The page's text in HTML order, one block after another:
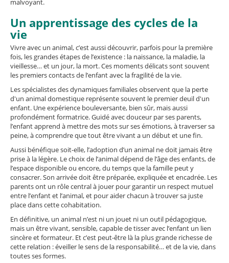
malvoyant.
Un apprentissage des cycles de la
vie
Vivre avec un animal, c’est aussi découvrir, parfois pour la première
fois, les grandes étapes de l’existence : la naissance, la maladie, la
vieillesse… et un jour, la mort. Ces moments délicats sont souvent
les premiers contacts de l’enfant avec la fragilité de la vie.
Les spécialistes des dynamiques familiales observent que la perte
d'un animal domestique représente souvent le premier deuil d'un
enfant. Une expérience bouleversante, bien sûr, mais aussi
profondément formatrice. Guidé avec douceur par ses parents,
l’enfant apprend à mettre des mots sur ses émotions, à traverser sa
peine, à comprendre que tout être vivant a un début et une fin.
Aussi bénéfique soit-elle, l’adoption d’un animal ne doit jamais être
prise à la légère. Le choix de l’animal dépend de l’âge des enfants, de
l’espace disponible ou encore, du temps que la famille peut y
consacrer. Son arrivée doit être préparée, expliquée et encadrée. Les
parents ont un rôle central à jouer pour garantir un respect mutuel
entre l’enfant et l’animal, et pour aider chacun à trouver sa juste
place dans cette cohabitation.
En définitive, un animal n’est ni un jouet ni un outil pédagogique,
mais un être vivant, sensible, capable de tisser avec l’enfant un lien
sincère et formateur. Et c’est peut-être là la plus grande richesse de
cette relation : éveiller le sens de la responsabilité… et de la vie, dans
toutes ses formes.